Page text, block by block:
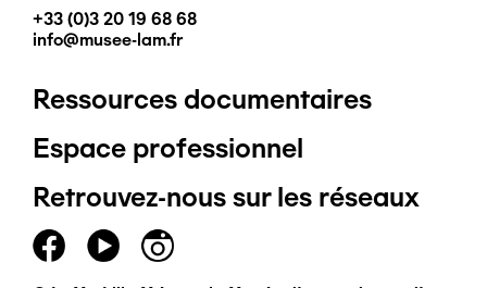
+33 (0)3 20 19 68 68
info@musee-lam.fr
Pied
de
page
principal
Ressources documentaires
Espace professionnel
Retrouvez-nous sur les réseaux